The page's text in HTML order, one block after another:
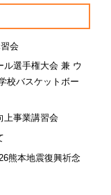
会
ル選手権大会 兼 ウ
校バスケットボー
上事業講習会
熊本地震復興祈念